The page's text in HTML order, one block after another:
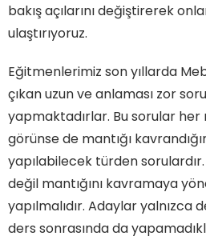
bakış açılarını değiştirerek
ulaştırıyoruz.
Eğitmenlerimiz son yıllarda
çıkan uzun ve anlaması zor
yapmaktadırlar. Bu sorular
görünse de mantığı
yapılabilecek türden
değil mantığını kavramaya
yapılmalıdır. Adaylar yalnızca
ders sonrasında da